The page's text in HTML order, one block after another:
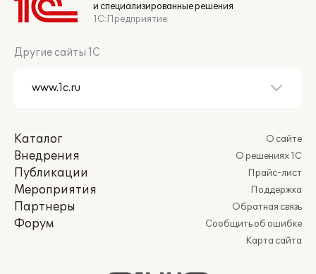
и специализированные решения
1С:Предприятие
Другие сайты 1С
Каталог
Внедрения
Публикации
Мероприятия
Партнеры
Форум
О сайте
О решениях 1С
Прайс-лист
Поддержка
Обратная связь
Сообщить об ошибке
Карта сайта